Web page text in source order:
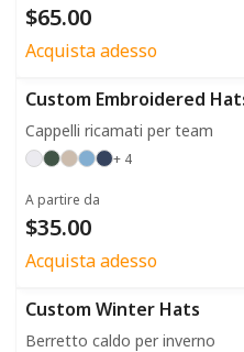
$65.00
Acquista adesso
Custom Embroidered
Cappelli ricamati per team
+ 4
A partire da
$35.00
Acquista adesso
Custom Winter Hats
Berretto caldo per inverno